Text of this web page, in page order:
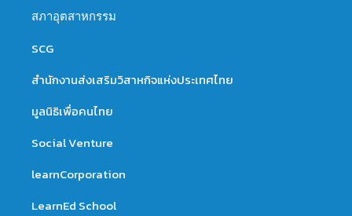
สภาอุตสาหกรรม
SCG
สำนักงานส่งเสริมวิสาหกิจแห่งประเทศไทย
มูลนิธิเพื่อคนไทย
Social Venture
learnCorporation
LearnEd School